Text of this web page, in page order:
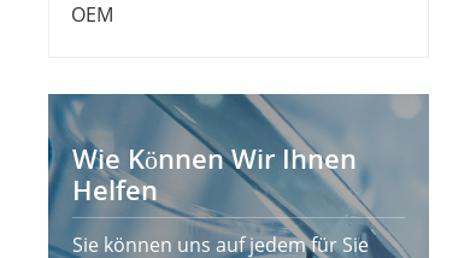
OEM
Wie Können Wir Ihnen
Helfen
Sie können uns auf jedem für Sie